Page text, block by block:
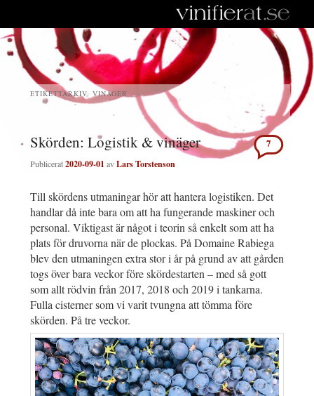
ETIKETTARKIV: VINÄGER
Skörden: Logistik & vinäger
Publicerat2020-09-01 avLars Torstenson
7
Till skördens utmaningar hör att hantera logistiken. Det
handlar då inte bara om att ha fungerande maskiner och
personal. Viktigast är något i teorin så enkelt som att ha
plats för druvorna när de plockas. På Domaine Rabiega
blev den utmaningen extra stor i år på grund av att gården
togs över bara veckor före skördestarten – med så gott
som allt rödvin från 2017, 2018 och 2019 i tankarna.
Fulla cisterner som vi varit tvungna att tömma före
skörden. På tre veckor.